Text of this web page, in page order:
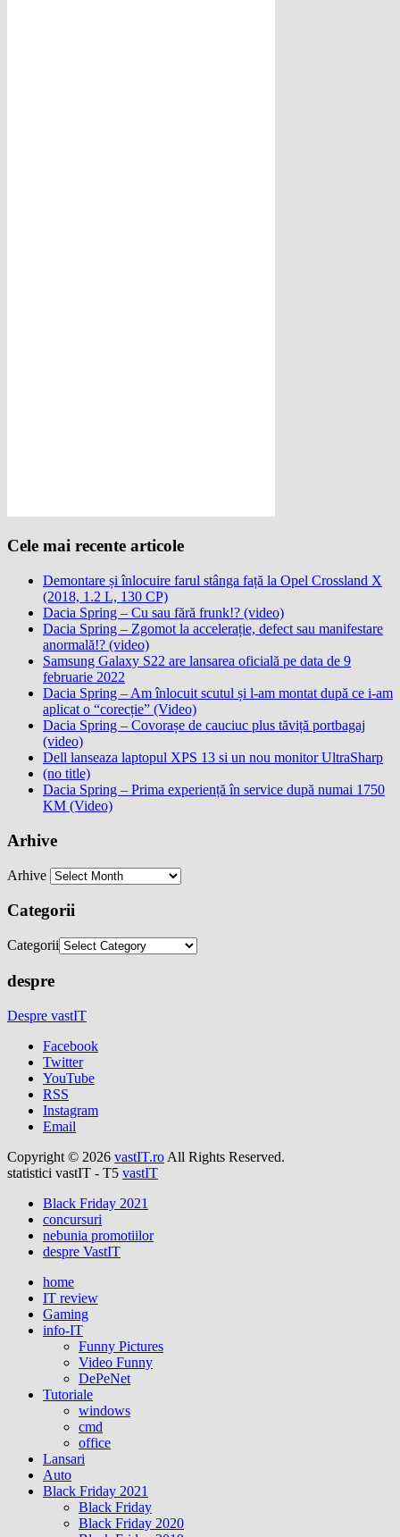
Cele mai recente articole
Demontare și înlocuire farul stânga față la Opel Crossland X
(2018, 1.2 L, 130 CP)
Dacia Spring – Cu sau fără frunk!? (video)
Dacia Spring – Zgomot la accelerație, defect sau manifestare
anormală!? (video)
Samsung Galaxy S22 are lansarea oficială pe data de 9
februarie 2022
Dacia Spring – Am înlocuit scutul și l-am montat după ce i-am
aplicat o “corecție” (Video)
Dacia Spring – Covorașe de cauciuc plus tăviță portbagaj
(video)
Dell lanseaza laptopul XPS 13 si un nou monitor UltraSharp
(no title)
Dacia Spring – Prima experiență în service după numai 1750
KM (Video)
Arhive
Arhive
Categorii
Categorii
despre
Despre vastIT
Facebook
Twitter
YouTube
RSS
Instagram
Email
Copyright © 2026 vastIT.ro All Rights Reserved.
statistici vastIT - T5 vastIT
Black Friday 2021
concursuri
nebunia promotiilor
despre VastIT
home
IT review
Gaming
info-IT
Funny Pictures
Video Funny
DePeNet
Tutoriale
windows
cmd
office
Lansari
Auto
Black Friday 2021
Black Friday
Black Friday 2020